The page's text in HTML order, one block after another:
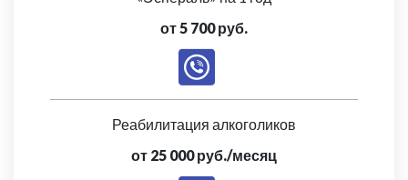
от 5 700 руб.
Реабилитация алкоголиков
от 25 000 руб./месяц